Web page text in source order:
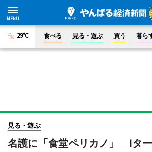
29°C 食べる 見る・遊ぶ 買う 暮ら
見る・遊ぶ
名護に「食堂ペリカノ」 Iタ